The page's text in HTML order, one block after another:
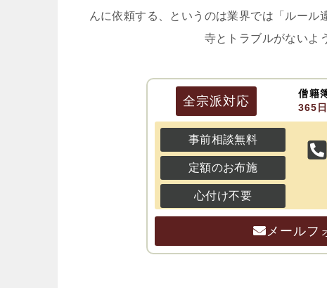
んに依頼する、というのは業界では「ルー
寺とトラブルがないよ
全宗派対応
僧籍
365
事前相談無料
定額のお布施
心付け不要
メールフ